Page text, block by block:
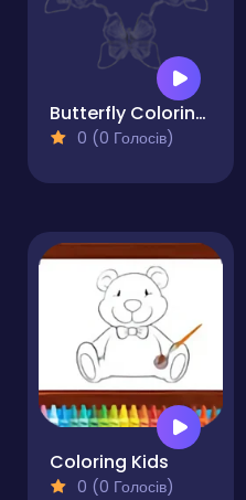
Butterfly Coloring Pages Kids
0 (0 Голосів)
Coloring Kids
0 (0 Голосів)